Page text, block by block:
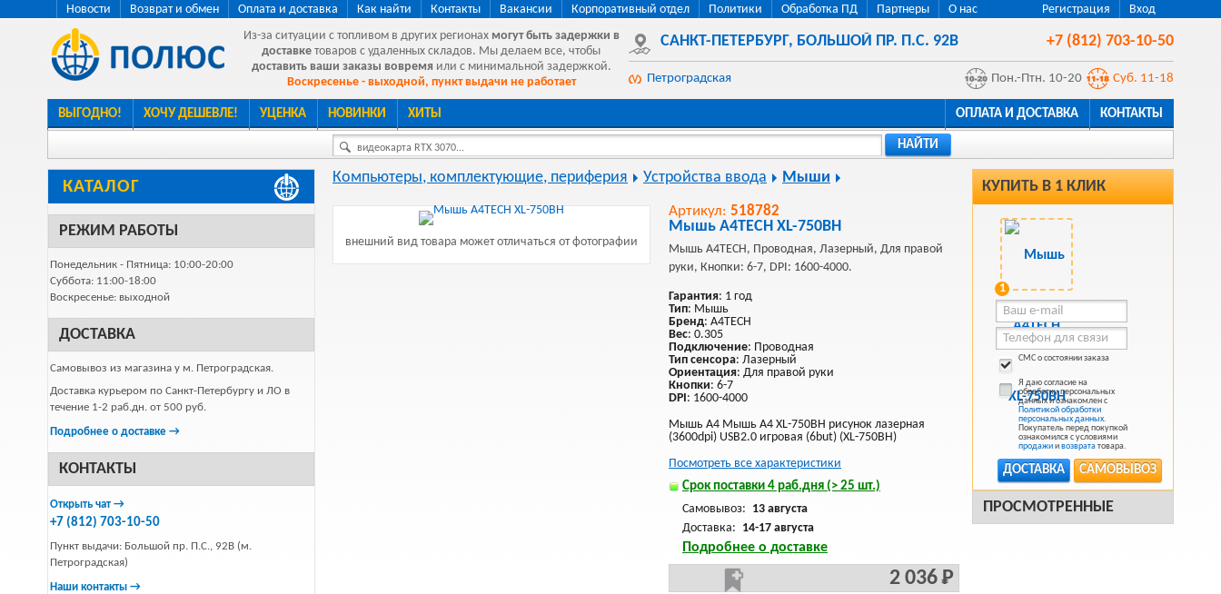
Регистрация Вход
Новости Возврат и обмен Оплата и доставка Как найти Контакты Вакансии Корпоративный отдел Политики Обработка ПД Партнеры
О нас
Из-за ситуации с топливом в других регионах могут быть задержки в
доставке товаров с удаленных складов. Мы делаем все, чтобы
доставить ваши заказы вовремя или с минимальной задержкой.
Воскресенье - выходной, пункт выдачи не работает
САНКТ-ПЕТЕРБУРГ, БОЛЬШОЙ ПР. П.С. 92В +7 (812) 703-10-50
Петроградская Пон.-Птн. 10-20 Суб. 11-18
ВЫГОДНО! ХОЧУ ДЕШЕВЛЕ! УЦЕНКА НОВИНКИ ХИТЫ ОПЛАТА И ДОСТАВКА КОНТАКТЫ
видеокарта RTX 3070... НАЙТИ
КАТАЛОГ
РЕЖИМ РАБОТЫ
Понедельник - Пятница: 10:00-20:00
Суббота: 11:00-18:00
Воскресенье: выходной
ДОСТАВКА
Самовывоз из магазина у м. Петроградская.
Доставка курьером по Санкт-Петербургу и ЛО в
течение 1-2 раб.дн. от 500 руб.
Подробнее о доставке →
КОНТАКТЫ
Открыть чат →
+7 (812) 703-10-50
Пункт выдачи: Большой пр. П.С., 92В (м.
Петроградская)
Наши контакты →
КУПИТЬ В 1 КЛИК
1
СМС о состоянии заказа
Я даю согласие на
обработку персональных
данных и ознакомлен с
Политикой обработки
персональных данных.
Покупатель перед покупкой
ознакомился с условиями
продажиивозврататовара.
САМОВЫВОЗ
ДОСТАВКА
ПРОСМОТРЕННЫЕ
Компьютеры, комплектующие, периферия Устройства ввода Мыши
внешний вид товара может отличаться от фотографии
Артикул: 518782
Мышь A4TECH XL-750BH
Мышь A4TECH, Проводная, Лазерный, Для правой
руки, Кнопки: 6-7, DPI: 1600-4000.
Гарантия: 1 год
Тип: Мышь
Бренд: A4TECH
Вес: 0.305
Подключение: Проводная
Тип сенсора: Лазерный
Ориентация: Для правой руки
Кнопки: 6-7
DPI: 1600-4000
Мышь A4 Мышь A4 XL-750BH рисунок лазерная
(3600dpi) USB2.0 игровая (6but) (XL-750BH)
Посмотреть все характеристики
Срок поставки 4 раб.дня (> 25 шт.)
Самовывоз: 13 августа
Доставка: 14-17 августа
Подробнее о доставке
2 036 Р